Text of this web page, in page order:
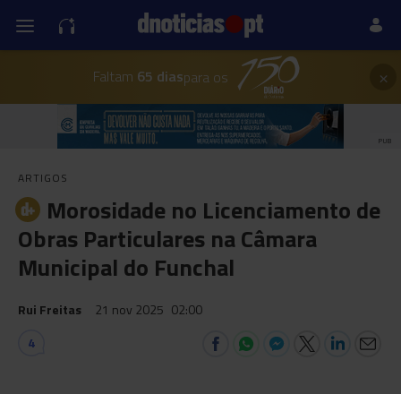
Faltam 65 diaspara os ×
PUB
ARTIGOS
Morosidade no Licenciamento de
Obras Particulares na Câmara
Municipal do Funchal
Rui Freitas 21 nov 2025 02:00
4